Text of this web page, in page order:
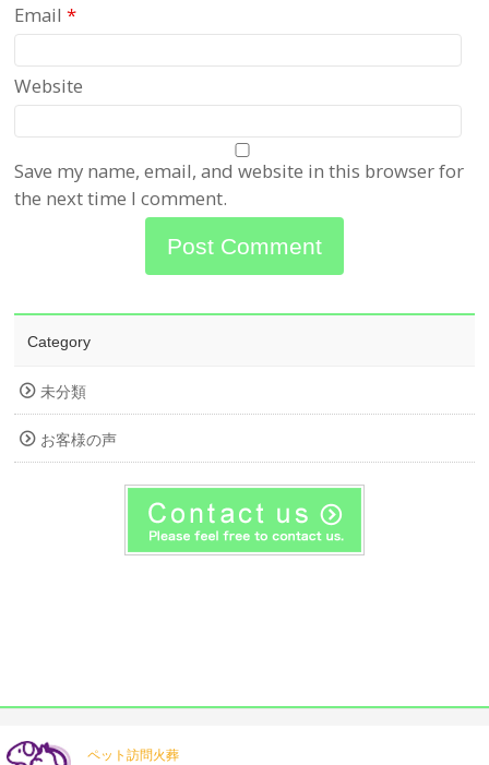
Email*
Website
Save my name, email, and website in this browser for
the next time I comment.
Category
未分類
お客様の声
ペット訪問火葬